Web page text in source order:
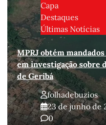
Capa
Destaques
Últimas Notícias
MPRJ obtém
em investigação sobre
de Geribá
folhadebuzios
23 de junho de
0